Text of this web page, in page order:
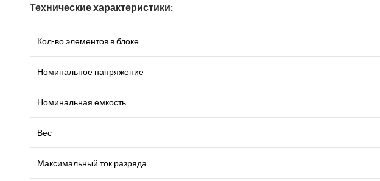
Технические характеристики:
Кол-во элементов в блоке
Номинальное напряжение
Номинальная емкость
Вес
Максимальный ток разряда